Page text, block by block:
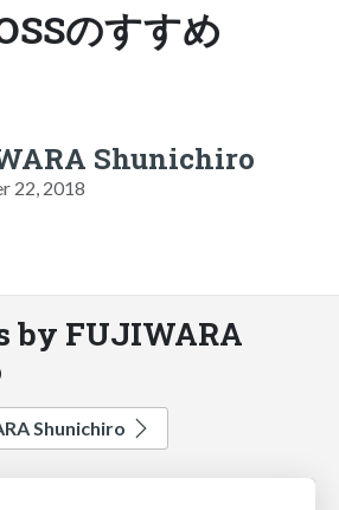
のすすめ
Shunichiro
22, 2018
by FUJIWARA
Shunichiro